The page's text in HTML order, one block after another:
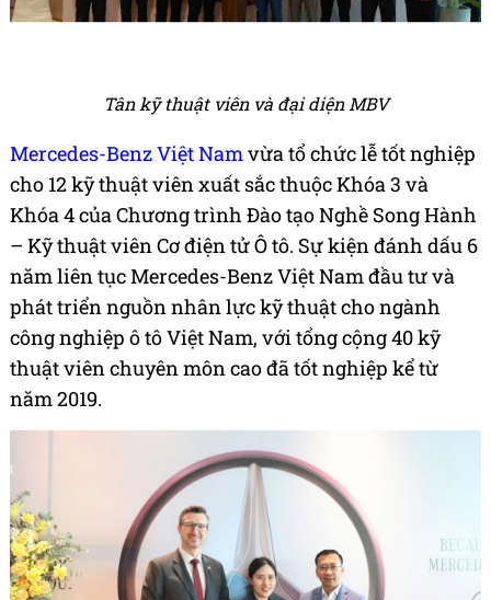
Tân kỹ thuật viên và đại diện MBV
Mercedes-Benz Việt Namvừa tổ chức lễ tốt nghiệp
cho 12 kỹ thuật viên xuất sắc thuộc Khóa 3 và
Khóa 4 của Chương trình Đào tạo Nghề Song Hành
– Kỹ thuật viên Cơ điện tử Ô tô. Sự kiện đánh dấu 6
năm liên tục Mercedes-Benz Việt Nam đầu tư và
phát triển nguồn nhân lực kỹ thuật cho ngành
công nghiệp ô tô Việt Nam, với tổng cộng 40 kỹ
thuật viên chuyên môn cao đã tốt nghiệp kể từ
năm 2019.